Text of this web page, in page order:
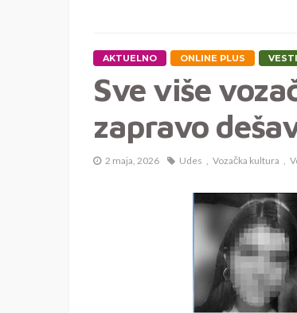
AKTUELNO ONLINE PLUS VESTI
Sve više
zapravo
2 maja, 2026 Udes Vozačka kultura